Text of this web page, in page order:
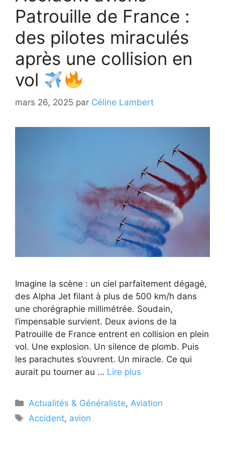
Patrouille de France :
des pilotes miraculés
après une collision en
vol
mars 26, 2025 par Céline Lambert
Imagine la scène : un ciel parfaitement dégagé,
des Alpha Jet filant à plus de 500 km/h dans
une chorégraphie millimétrée. Soudain,
l’impensable survient. Deux avions de la
Patrouille de France entrent en collision en plein
vol. Une explosion. Un silence de plomb. Puis
les parachutes s’ouvrent. Un miracle. Ce qui
aurait pu tourner au … Lire plus
Catégories
Actualités & Généraliste,Aviation
Étiquettes
Accident, avion